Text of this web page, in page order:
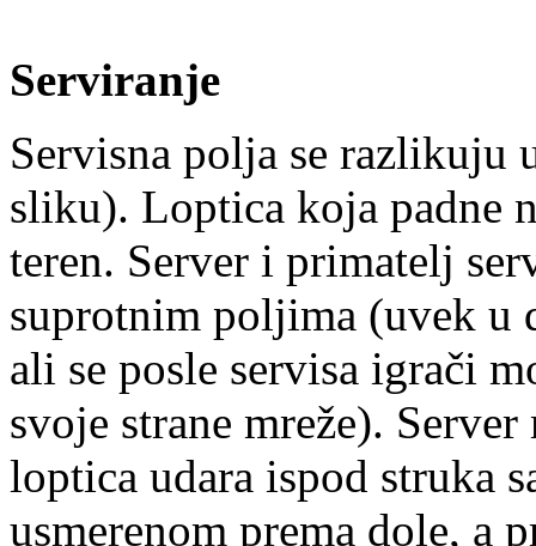
Serviranje
Servisna polja se
sliku). Loptica koja padne
teren. Server i primatelj
suprotnim poljima (uvek u
ali se posle servisa igrači
svoje strane mreže).
loptica udara ispod struka
usmerenom prema dole, a